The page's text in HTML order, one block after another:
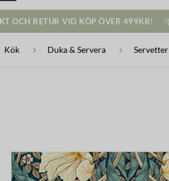
OCH RETUR VID KÖP ÖVER 499KR!
Kök Duka & Servera Servetter